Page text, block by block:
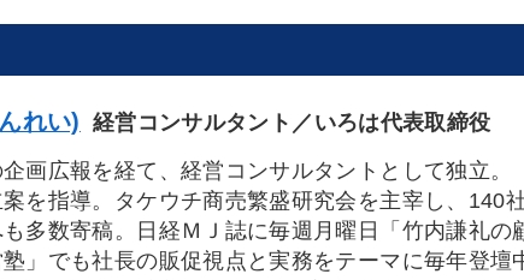
れい)
経営コンサルタント／いろは代表取締役
画広報を経て、経営コンサルタントとして独立
を指導。タケウチ商売繁盛研究会を主宰し、140
多数寄稿。日経ＭＪ誌に毎週月曜日「竹内謙礼の
」でも社長の販促視点と実務をテーマに毎年登壇